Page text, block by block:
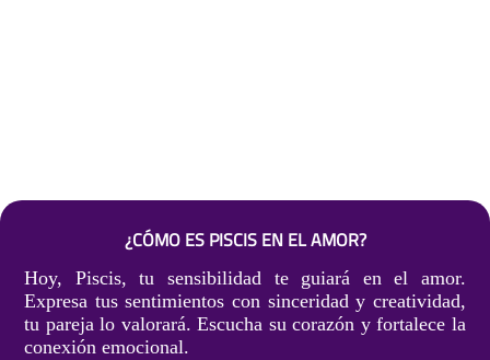
¿CÓMO ES PISCIS EN EL AMOR?
Hoy, Piscis, tu sensibilidad te guiará en el amor.
Expresa tus sentimientos con sinceridad y creatividad,
tu pareja lo valorará. Escucha su corazón y fortalece la
conexión emocional.